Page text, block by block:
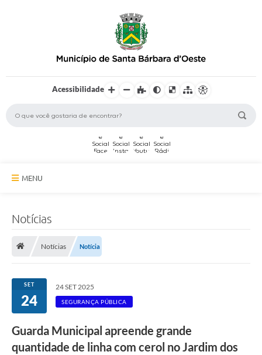
Acessibilidade
MENU
Serviços Online
Transparência
Legislação
Notícias
Notícias Notícia
SET
24
24 SET 2025
SEGURANÇA PÚBLICA
Guarda Municipal apreende grande
quantidade de linha com cerol no Jardim dos